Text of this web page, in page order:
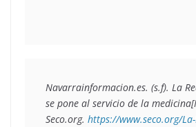
Navarrainformacion.es. (s.f). La
se pone al servicio de la medicina
Seco.org. https://www.seco.org/